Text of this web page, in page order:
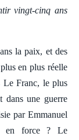
vingt-cinq ans
la paix, et des
en plus réelle
Le Franc, le plus
dans une guerre
par Emmanuel
en force ? Le